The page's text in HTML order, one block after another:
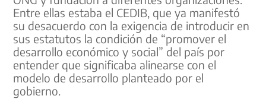
Entre ellas estaba el CEDIB, que ya manifestó
su desacuerdo con la exigencia de introducir en
sus estatutos la condición de “promover el
desarrollo económico y social” del país por
entender que significaba alinearse con el
modelo de desarrollo planteado por el
gobierno.